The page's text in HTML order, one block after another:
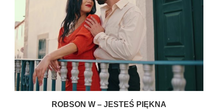
ROBSON W – JESTEŚ PIĘKNA